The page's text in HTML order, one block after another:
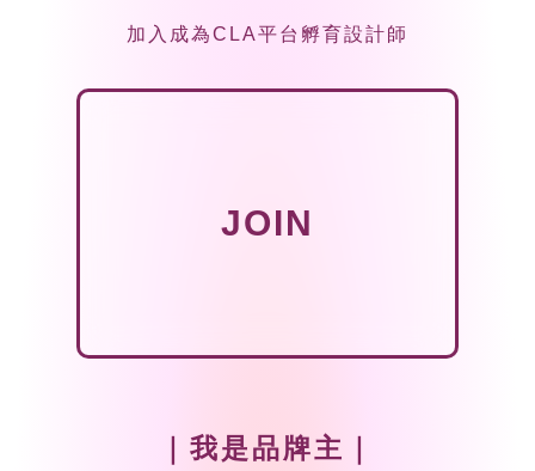
加入成為CLA平台孵育設計師
JOIN
｜我是品牌主｜